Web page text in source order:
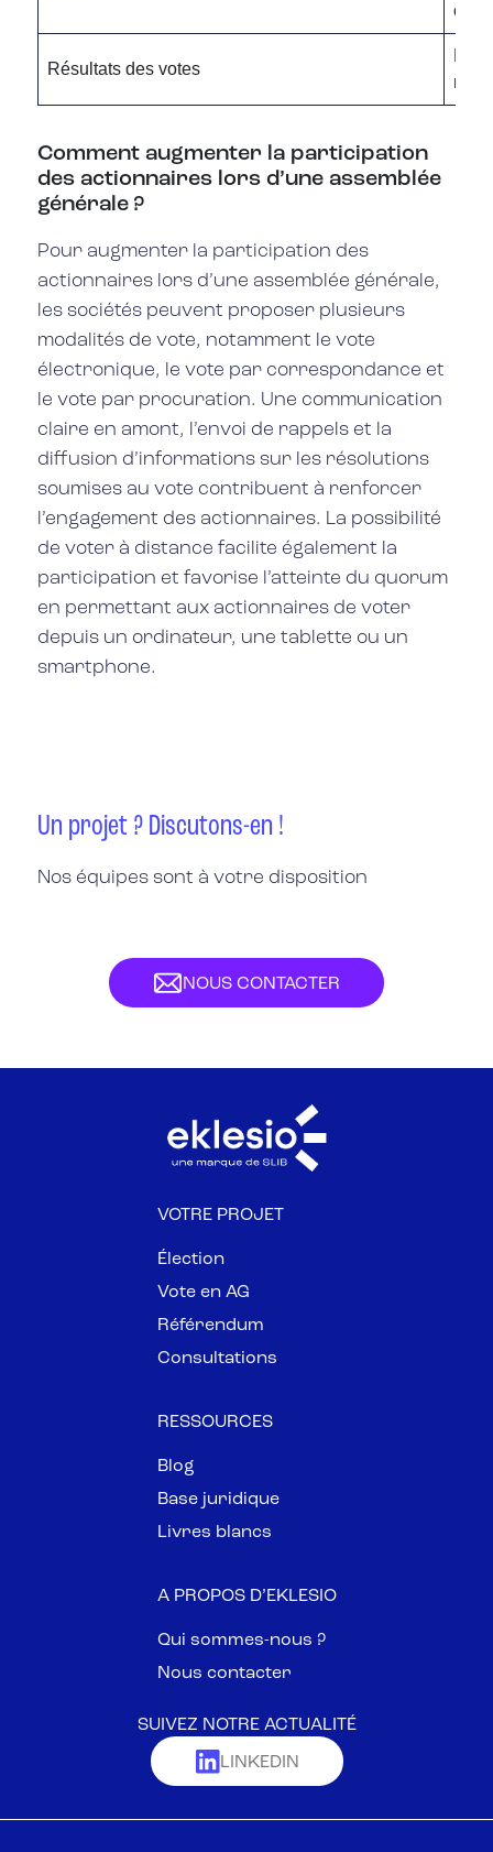
Résultats des votes
Comment augmenter la participation
des actionnaires lors d’une assemblée
générale ?
Pour augmenter la participation des
actionnaires lors d’une assemblée générale,
les sociétés peuvent proposer plusieurs
modalités de vote, notamment le vote
électronique, le vote par correspondance et
le vote par procuration. Une communication
claire en amont, l’envoi de rappels et la
diffusion d’informations sur les résolutions
soumises au vote contribuent à renforcer
l’engagement des actionnaires. La possibilité
de voter à distance facilite également la
participation et favorise l’atteinte du quorum
en permettant aux actionnaires de voter
depuis un ordinateur, une tablette ou un
smartphone.
Un projet ? Discutons-en !
Nos équipes sont à votre disposition
NOUS CONTACTER
VOTRE PROJET
Élection
Vote en AG
Référendum
Consultations
RESSOURCES
Blog
Base juridique
Livres blancs
A PROPOS D’EKLESIO
Qui sommes-nous ?
Nous contacter
SUIVEZ NOTRE ACTUALITÉ
LINKEDIN